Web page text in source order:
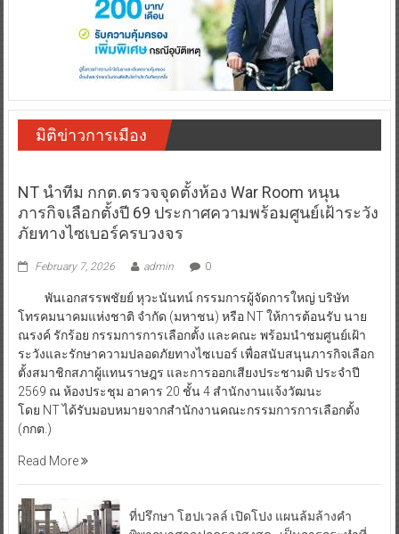
มิติข่าวการเมือง
NT นำทีม กกต.ตรวจจุดตั้งห้อง War Room หนุน
ภารกิจเลือกตั้งปี 69 ประกาศความพร้อมศูนย์เฝ้าระวัง
ภัยทางไซเบอร์ครบวงจร
February 7, 2026 admin 0
พันเอกสรรพชัยย์ หุวะนันทน์ กรรมการผู้จัดการใหญ่ บริษัท
โทรคมนาคมแห่งชาติ จำกัด (มหาชน) หรือ NT ให้การต้อนรับ นาย
ณรงค์ รักร้อย กรรมการการเลือกตั้ง และคณะ พร้อมนำชมศูนย์เฝ้า
ระวังและรักษาความปลอดภัยทางไซเบอร์ เพื่อสนับสนุนภารกิจเลือก
ตั้งสมาชิกสภาผู้แทนราษฎร และการออกเสียงประชามติ ประจำปี
2569 ณ ห้องประชุม อาคาร 20 ชั้น 4 สำนักงานแจ้งวัฒนะ
โดย NT ได้รับมอบหมายจากสำนักงานคณะกรรมการการเลือกตั้ง
(กกต.)
Read More
ที่ปรึกษา โฮปเวลล์ เปิดโปง แผนล้มล้างคำ